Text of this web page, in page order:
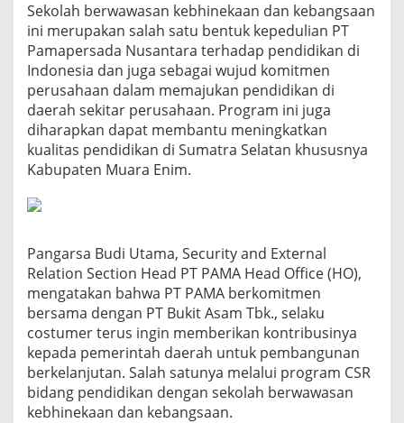
Sekolah berwawasan kebhinekaan dan kebangsaan
ini merupakan salah satu bentuk kepedulian PT
Pamapersada Nusantara terhadap pendidikan di
Indonesia dan juga sebagai wujud komitmen
perusahaan dalam memajukan pendidikan di
daerah sekitar perusahaan. Program ini juga
diharapkan dapat membantu meningkatkan
kualitas pendidikan di Sumatra Selatan khususnya
Kabupaten Muara Enim.
Pangarsa Budi Utama, Security and External
Relation Section Head PT PAMA Head Office (HO),
mengatakan bahwa PT PAMA berkomitmen
bersama dengan PT Bukit Asam Tbk., selaku
costumer terus ingin memberikan kontribusinya
kepada pemerintah daerah untuk pembangunan
berkelanjutan. Salah satunya melalui program CSR
bidang pendidikan dengan sekolah berwawasan
kebhinekaan dan kebangsaan.